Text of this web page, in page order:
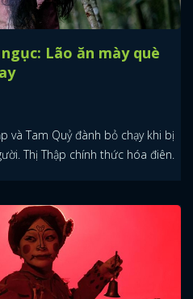
Lão ăn mày què
và Tam Quỷ đành bỏ chạy khi bị
Thị Thập chính thức hóa điên.